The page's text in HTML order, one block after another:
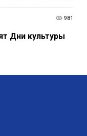
981
Дни культуры